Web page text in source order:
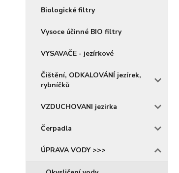
Biologické filtry
Vysoce účinné BIO filtry
VYSAVAČE - jezírkové
Čištění, ODKALOVÁNÍ jezírek,
rybníčků
VZDUCHOVANI jezirka
Čerpadla
ÚPRAVA VODY >>>